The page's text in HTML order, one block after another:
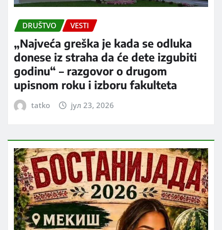
DRUŠTVO VESTI
„Najveća greška je kada se odluka
donese iz straha da će dete izgubiti
godinu“ – razgovor o drugom
upisnom roku i izboru fakulteta
tatko јул 23, 2026